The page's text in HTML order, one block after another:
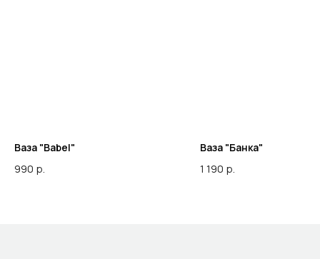
Ваза "Babel"
990 р.
Ваза "Банка"
1 190 р.